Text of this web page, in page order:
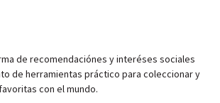
de recomendaciónes y interéses sociales
de herramientas práctico para coleccionar y
con el mundo.